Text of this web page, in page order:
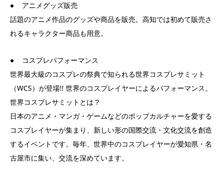
● アニメグッズ販売
話題のアニメ作品のグッズや商品を販売。高知では初めて販売さ
れるキャラクター商品も用意。
● コスプレパフォーマンス
世界最大級のコスプレの祭典で知られる世界コスプレサミット
（WCS）が登場!! 世界のコスプレイヤーによるパフォーマンス。
世界コスプレサミットとは？
日本のアニメ・マンガ・ゲームなどのポップカルチャーを愛する
コスプレイヤーが集まり、新しい形の国際交流・文化交流を創造
するイベントです。毎年、世界中のコスプレイヤーが愛知県・名
古屋市に集い、交流を深めています。